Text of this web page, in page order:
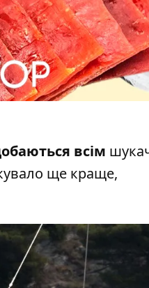
всім
ще краще,